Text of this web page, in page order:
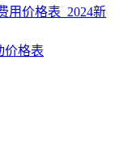
用价格表_2024新
价格表